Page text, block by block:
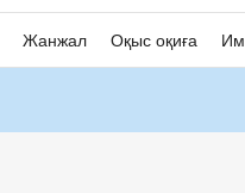
Жанжал Оқыс оқиға